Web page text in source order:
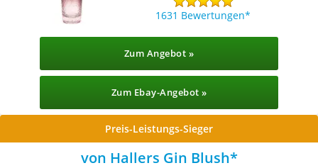
1631 Bewertungen
Zum Angebot »
Zum Ebay-Angebot »
Preis-Leistungs-Sieger
von Hallers Gin Blush